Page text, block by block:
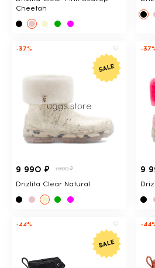
Cheetah
-37%
9 990 ₽ 15690 ₽
Drizlita Clear Natural
-
9
-44% -